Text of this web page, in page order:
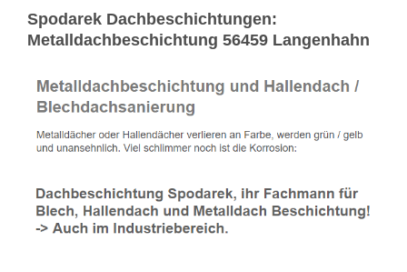
Spodarek Dachbeschichtungen:
Metalldachbeschichtung 56459 Langenhahn